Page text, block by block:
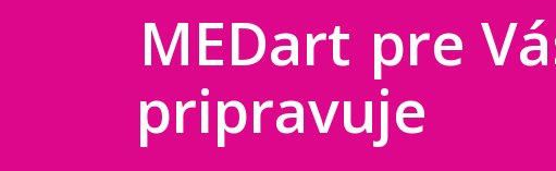
MEDart pre
pripravuje